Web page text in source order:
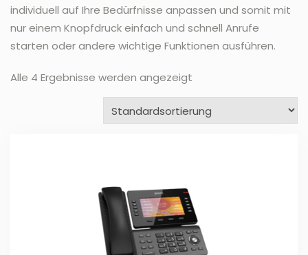
individuell auf Ihre Bedürfnisse anpassen und somit mit
nur einem Knopfdruck einfach und schnell Anrufe
starten oder andere wichtige Funktionen ausführen.
Alle 4 Ergebnisse werden angezeigt